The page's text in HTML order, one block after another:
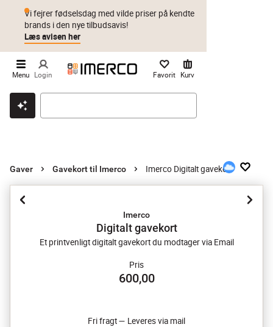
Klik & hent Byt i 1 år Prismatch
Vi fejrer fødselsdag med vilde priser på kendte
brands i den nye tilbudsavis!
Læs avisen her
Menu Login Favorit Kurv
Gaver Gavekort til Imerco Imerco Digitalt gavekort
Imerco
Digitalt gavekort
Et printvenligt digitalt gavekort du modtager via Email
Pris
600,00
Fri fragt — Leveres via mail